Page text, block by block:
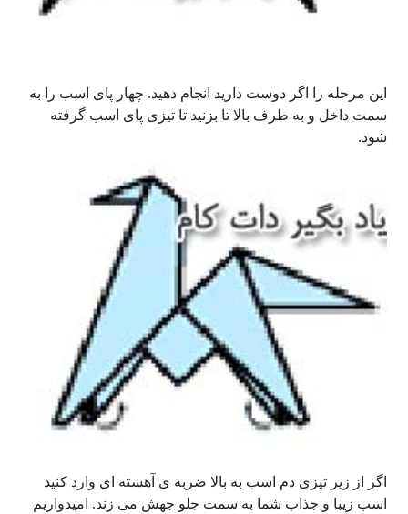
این مرحله را اگر دوست دارید انجام دهید. چهار پای اسب را به
سمت داخل و به طرف بالا تا بزنید تا تیزی پای اسب گرفته
شود.
اگر از زیر تیزی دم اسب به بالا ضربه ی آهسته ای وارد کنید
اسب زیبا و جذاب شما به سمت جلو جهش می زند. امیدواریم